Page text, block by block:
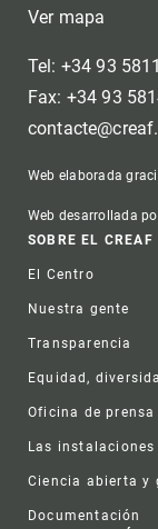
Ver mapa
Tel: +34 93
Fax: +34 93
Web elaborada
Web desarrollada
Footer
SOBRE EL CREAF
El Centro
Nuestra gente
Transparencia
Equidad,
Oficina de prensa
Las instalaciones
Ciencia abierta y
Documentación